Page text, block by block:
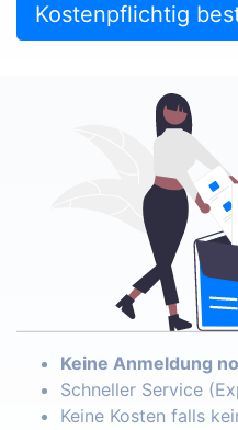
Kostenpflichtig
Keine Anmeldung
Schneller Service
Keine Kosten falls